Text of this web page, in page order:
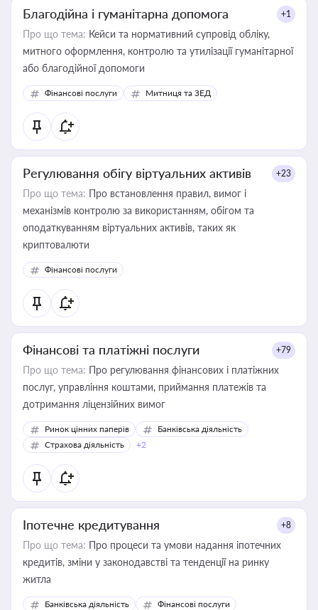
Благодійна і гуманітарна допомога +1
Про що тема: Кейси та нормативний супровід обліку,
митного оформлення, контролю та утилізації гуманітарної
або благодійної допомоги
Фінансові послуги Митниця та ЗЕД
Регулювання обігу віртуальних активів +23
Про що тема: Про встановлення правил, вимог і
механізмів контролю за використанням, обігом та
оподаткуванням віртуальних активів, таких як
криптовалюти
Фінансові послуги
Фінансові та платіжні послуги +79
Про що тема: Про регулювання фінансових і платіжних
послуг, управління коштами, приймання платежів та
дотримання ліцензійних вимог
Ринок цінних паперів
Банківська діяльність
Страхова діяльність
+2
Іпотечне кредитування +8
Про що тема: Про процеси та умови надання іпотечних
кредитів, зміни у законодавстві та тенденції на ринку
житла
Банківська діяльність Фінансові послуги